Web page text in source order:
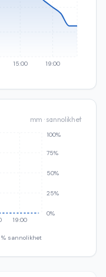
15:00 19:00
mm · sannolikhet
19:00
0%
25%
50%
75%
100%
% sannolikhet